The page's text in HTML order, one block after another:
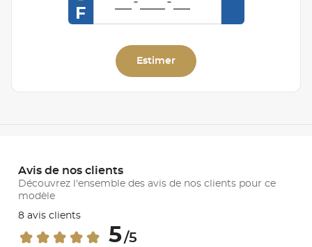
F
Estimer
Avis de nos clients
Découvrez l'ensemble des avis de nos clients pour ce
modèle
8 avis clients
5/5